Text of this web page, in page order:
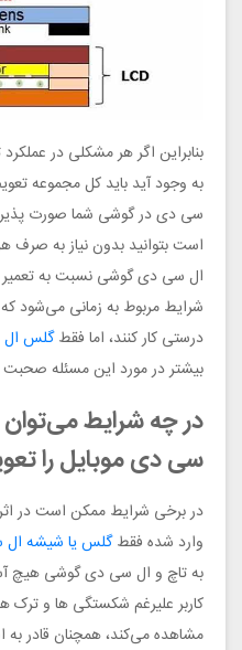
بنابراین اگر هر مشکلی در
به وجود آید باید کل مجموعه
سی دی در گوشی شما صورت
است بتوانید بدون نیاز به صرف
ال سی دی گوشی نسبت به
شرایط مربوط به زمانی می‌شود
درستی کار کنند، اما فقطگلس
بیشتر در مورد این مسئله
در چه شرایط
سی دی موبایل را
در برخی شرایط ممکن است در
وارد شده فقطگلس یا شیشه
به تاچ و ال سی دی گوشی هیچ
کاربر علیرغم شکستگی ها و
مشاهده می‌کند، همچنان قادر به